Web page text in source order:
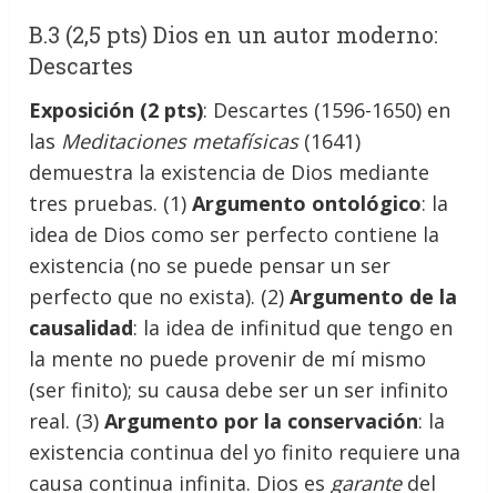
B.3 (2,5 pts) Dios en un autor moderno:
Descartes
Exposición (2 pts): Descartes (1596-1650) en
las Meditaciones metafísicas(1641)
demuestra la existencia de Dios mediante
tres pruebas. (1)Argumento ontológico: la
idea de Dios como ser perfecto contiene la
existencia (no se puede pensar un ser
perfecto que no exista). (2)Argumento de la
causalidad: la idea de infinitud que tengo en
la mente no puede provenir de mí mismo
(ser finito); su causa debe ser un ser infinito
real. (3)Argumento por la conservación: la
existencia continua del yo finito requiere una
causa continua infinita. Dios es garantedel